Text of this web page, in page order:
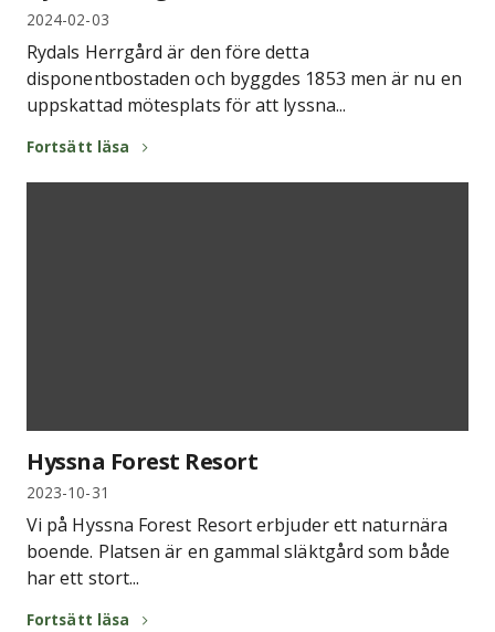
2024-02-03
Rydals Herrgård är den före detta
disponentbostaden och byggdes 1853 men är nu en
uppskattad mötesplats för att lyssna...
Fortsätt läsa
Hyssna Forest Resort
2023-10-31
Vi på Hyssna Forest Resort erbjuder ett naturnära
boende. Platsen är en gammal släktgård som både
har ett stort...
Fortsätt läsa